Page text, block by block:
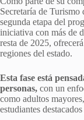
Secretaría de Turismo
segunda etapa del
iniciativa con más de
resta de 2025,
regiones del estado.
Esta fase está
personas, con un
como adultos
estudiantes